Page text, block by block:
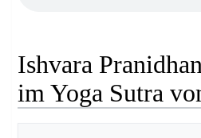
Ishvara
im Yoga Sutra